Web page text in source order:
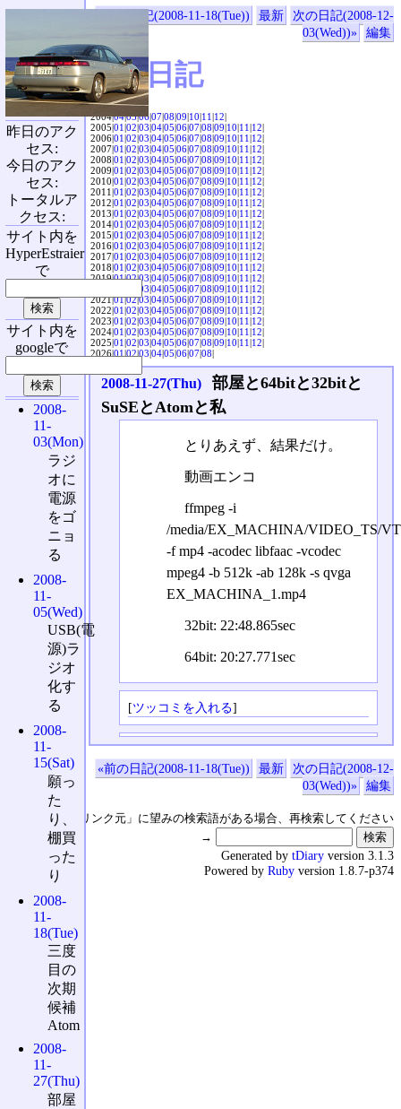
«前の日記(2008-11-18(Tue)) 最新
次の日記(2008-12-
03(Wed))»
編集
SVX日記
2004|04|05|06|07|08|09|10|11|12|
2005|01|02|03|04|05|06|07|08|09|10|11|12|
2006|01|02|03|04|05|06|07|08|09|10|11|12|
2007|01|02|03|04|05|06|07|08|09|10|11|12|
2008|01|02|03|04|05|06|07|08|09|10|11|12|
2009|01|02|03|04|05|06|07|08|09|10|11|12|
2010|01|02|03|04|05|06|07|08|09|10|11|12|
2011|01|02|03|04|05|06|07|08|09|10|11|12|
2012|01|02|03|04|05|06|07|08|09|10|11|12|
2013|01|02|03|04|05|06|07|08|09|10|11|12|
2014|01|02|03|04|05|06|07|08|09|10|11|12|
2015|01|02|03|04|05|06|07|08|09|10|11|12|
2016|01|02|03|04|05|06|07|08|09|10|11|12|
2017|01|02|03|04|05|06|07|08|09|10|11|12|
2018|01|02|03|04|05|06|07|08|09|10|11|12|
2019|01|02|03|04|05|06|07|08|09|10|11|12|
03|04|05|06|07|08|09|10|11|12|
2021|01|02|03|04|05|06|07|08|09|10|11|12|
2022|01|02|03|04|05|06|07|08|09|10|11|12|
2023|01|02|03|04|05|06|07|08|09|10|11|12|
2024|01|02|03|04|05|06|07|08|09|10|11|12|
2025|01|02|03|04|05|06|07|08|09|10|11|12|
2026|01|02|03|04|05|06|07|08|
2008-11-27(Thu)
部屋と64bitと32bitと
SuSEとAtomと私
とりあえず、結果だけ。
動画エンコ
ffmpeg -i
/media/EX_MACHINA/VIDEO_TS/
-f mp4 -acodec libfaac -vcodec
mpeg4 -b 512k -ab 128k -s qvga
EX_MACHINA_1.mp4
32bit: 22:48.865sec
64bit: 20:27.771sec
[ツッコミを入れる]
«前の日記(2008-11-18(Tue)) 最新
次の日記(2008-12-
03(Wed))»
編集
↑の「本日のリンク元」に望みの検索語がある場合、再検索してください
→
昨日のアク
セス:
今日のアク
セス:
トータルア
クセス:
サイト内を
HyperEstraier
で
サイト内を
googleで
2008-
11-
03(Mon)
ラジ
オに
電源
をゴ
ニョ
る
2008-
11-
05(Wed)
USB(電
源)ラ
ジオ
化す
る
2008-
11-
15(Sat)
願っ
た
り、
棚買
った
り
2008-
11-
18(Tue)
三度
目の
次期
候補
Atom
2008-
11-
27(Thu)
部屋
Generated by tDiary version 3.1.3
Powered by Ruby version 1.8.7-p374